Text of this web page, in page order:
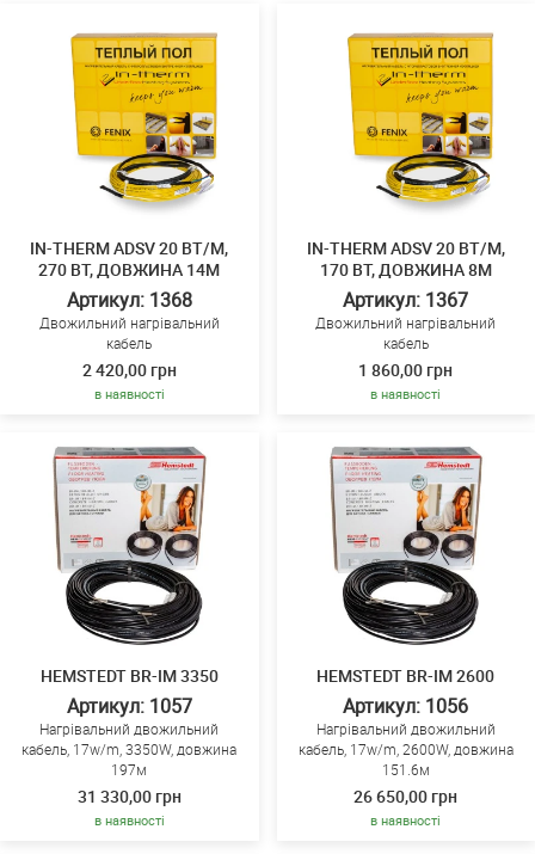
IN-THERM ADSV 20 ВТ/М,
270 ВТ, ДОВЖИНА 14М
Артикул: 1368
Двожильний нагрівальний
кабель
2 420,00 грн
в наявності
IN-THERM ADSV 20 ВТ/М,
170 ВТ, ДОВЖИНА 8М
Артикул: 1367
Двожильний нагрівальний
кабель
1 860,00 грн
в наявності
HEMSTEDT BR-IM 3350
Артикул: 1057
Нагрівальний двожильний
кабель, 17w/m, 3350W, довжина
197м
31 330,00 грн
в наявності
HEMSTEDT BR-IM 2600
Артикул: 1056
Нагрівальний двожильний
кабель, 17w/m, 2600W, довжина
151.6м
26 650,00 грн
в наявності